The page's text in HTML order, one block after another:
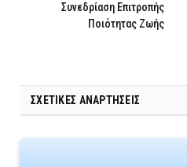
Συνεδρίαση Επιτροπής
Ποιότητας Ζωής
ΣΧΕΤΙΚΈΣ ΑΝΑΡΤΉΣΕΙΣ